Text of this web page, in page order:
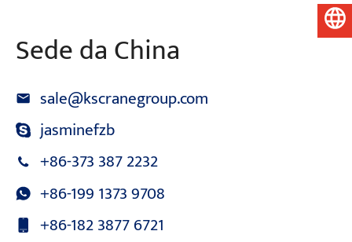
Sede da China
sale@kscranegroup.com
jasminefzb
+86-373 387 2232
+86-199 1373 9708
+86-182 3877 6721
Português do Brasil